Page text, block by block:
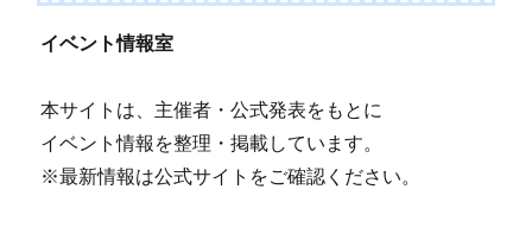
イベント情報室
本サイトは、主催者・公式発表をもとに
イベント情報を整理・掲載しています。
※最新情報は公式サイトをご確認ください。